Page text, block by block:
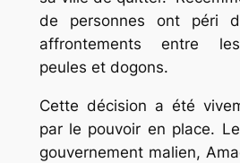
de personnes ont péri
affrontements entre
peules et dogons.
Cette décision a été
par le pouvoir en place.
gouvernement malien,